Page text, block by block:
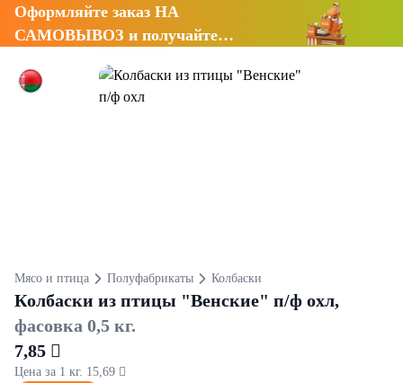
Оформляйте заказ НА
САМОВЫВОЗ и получайте
Мясо и птица Полуфабрикаты Колбаски
Колбаски из птицы "Венские" п/ф охл,
фасовка 0,5 кг.
7,85 
Цена за 1 кг. 15,69 